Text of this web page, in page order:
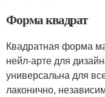
Форма квадрат
Квадратная форма
нейл-арте для
универсальна для
лаконично,